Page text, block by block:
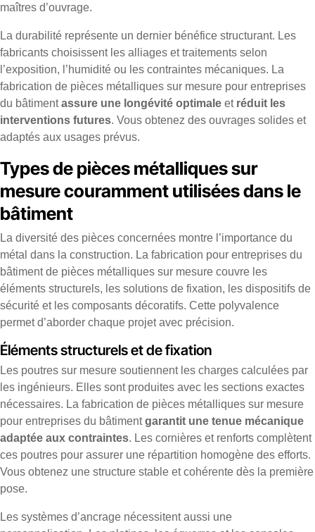
maîtres d’ouvrage.
La durabilité représente un dernier bénéfice structurant. Les
fabricants choisissent les alliages et traitements selon
l’exposition, l’humidité ou les contraintes mécaniques. La
fabrication de pièces métalliques sur mesure pour entreprises
du bâtimentassure une longévité optimale et réduit les
interventions futures. Vous obtenez des ouvrages solides et
adaptés aux usages prévus.
Types de pièces métalliques sur
mesure couramment utilisées dans le
bâtiment
La diversité des pièces concernées montre l’importance du
métal dans la construction. La fabrication pour entreprises du
bâtiment de pièces métalliques sur mesure couvre les
éléments structurels, les solutions de fixation, les dispositifs de
sécurité et les composants décoratifs. Cette polyvalence
permet d’aborder chaque projet avec précision.
Éléments structurels et de fixation
Les poutres sur mesure soutiennent les charges calculées par
les ingénieurs. Elles sont produites avec les sections exactes
nécessaires. La fabrication de pièces métalliques sur mesure
pour entreprises du bâtimentgarantit une tenue mécanique
adaptée aux contraintes. Les cornières et renforts complètent
ces poutres pour assurer une répartition homogène des efforts.
Vous obtenez une structure stable et cohérente dès la première
pose.
Les systèmes d’ancrage nécessitent aussi une